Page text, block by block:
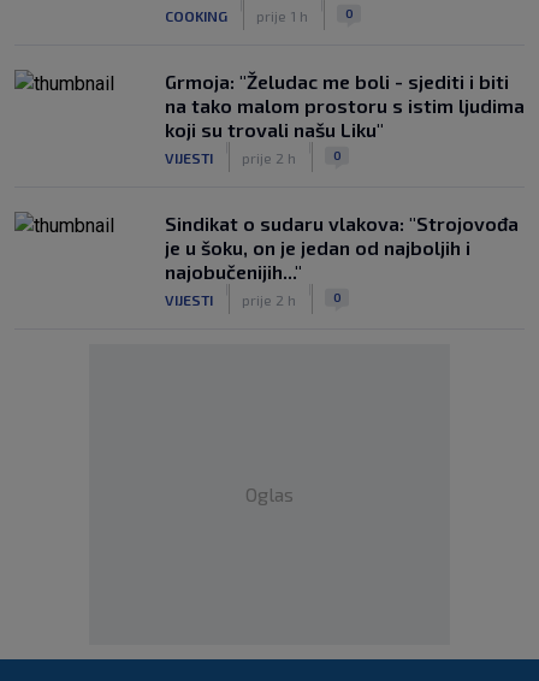
COOKING prije 1 h 0
Grmoja: "Želudac me boli - sjediti i biti
na tako malom prostoru s istim ljudima
koji su trovali našu Liku"
VIJESTI prije 2 h 0
Sindikat o sudaru vlakova: "Strojovođa
je u šoku, on je jedan od najboljih i
najobučenijih..."
VIJESTI prije 2 h 0
Oglas